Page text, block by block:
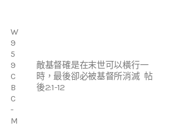
W
9
5
9
C
B
C
-
M
敵基督確是在末世可以橫行一
時，最後卻必被基督所消滅 帖
後2:1-12